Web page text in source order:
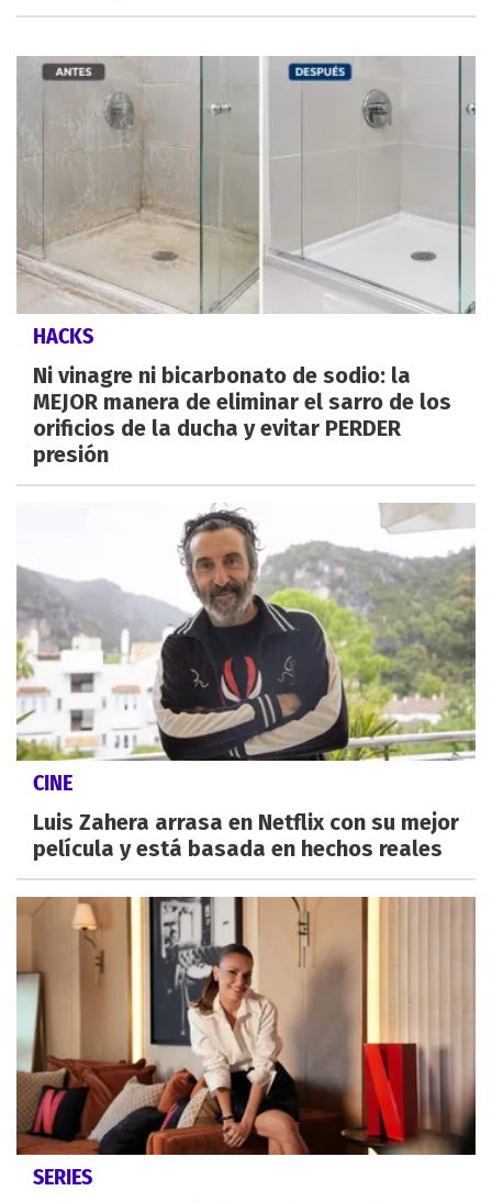
HACKS
Ni vinagre ni bicarbonato de sodio: la
MEJOR manera de eliminar el sarro de los
orificios de la ducha y evitar PERDER
presión
CINE
Luis Zahera arrasa en Netflix con su mejor
película y está basada en hechos reales
SERIES